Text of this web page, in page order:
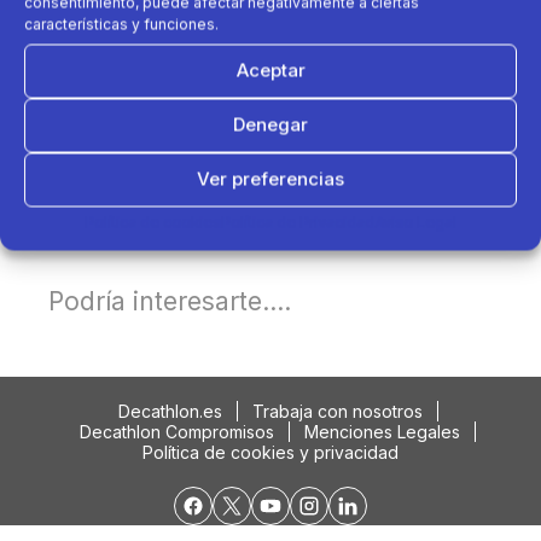
características y funciones.
Aceptar
Denegar
Ver preferencias
Podría interesarte....
Decathlon.es
Trabaja con nosotros
Decathlon Compromisos
Menciones Legales
Política de cookies y privacidad